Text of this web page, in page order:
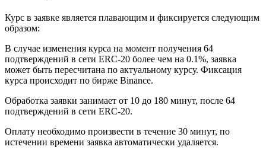
Курс в заявке является плавающим и фиксируется следующим
образом:
В случае изменения курса на момент получения 64
подтверждений в сети ERC-20 более чем на 0.1%, заявка
может быть пересчитана по актуальному курсу. Фиксация
курса происходит по бирже Binance.
Обработка заявки занимает от 10 до 180 минут, после 64
подтверждений в сети ERC-20.
Оплату необходимо произвести в течение 30 минут, по
истечении времени заявка автоматически удаляется.